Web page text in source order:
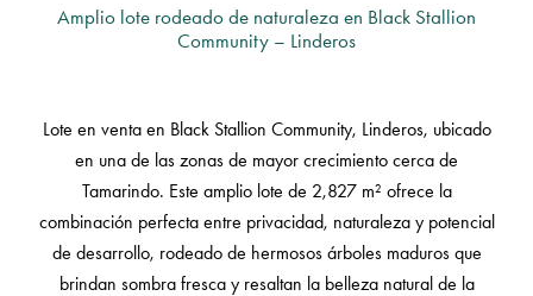
Amplio lote rodeado de naturaleza en Black Stallion
Community – Linderos
Lote en venta en Black Stallion Community, Linderos, ubicado
en una de las zonas de mayor crecimiento cerca de
Tamarindo. Este amplio lote de 2,827 m² ofrece la
combinación perfecta entre privacidad, naturaleza y potencial
de desarrollo, rodeado de hermosos árboles maduros que
brindan sombra fresca y resaltan la belleza natural de la